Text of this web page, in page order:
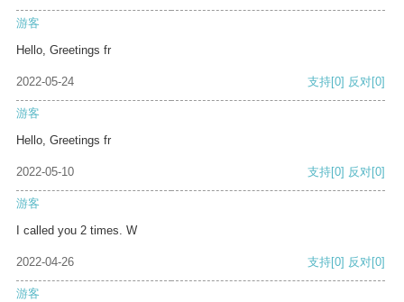
游客
Hello, Greetings fr
2022-05-24 支持[0] 反对[0]
游客
Hello, Greetings fr
2022-05-10 支持[0] 反对[0]
游客
I called you 2 times. W
2022-04-26 支持[0] 反对[0]
游客